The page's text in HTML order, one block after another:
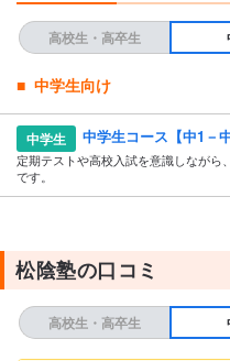
高校生・高卒生
中学生向け
中学生 中学生コース【中1－
定期テストや高校入試を意識しながら
です。
松陰塾の口コミ
高校生・高卒生